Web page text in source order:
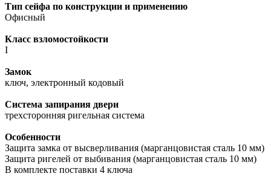
Тип сейфа по конструкции и применению
Офисный
Класс взломостойкости
I
Замок
ключ, электронный кодовый
Система запирания двери
трехсторонняя ригельная система
Особенности
Защита замка от высверливания (марганцовистая сталь 10 мм)
Защита ригелей от выбивания (марганцовистая сталь 10 мм)
В комплекте поставки 4 ключа